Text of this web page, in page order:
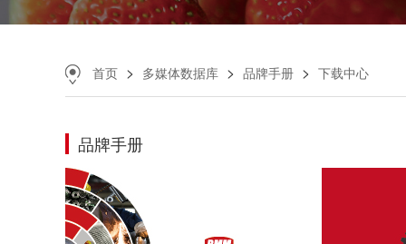
首页 > 多媒体数据库 > 品牌手册 > 下载中心
品牌手册